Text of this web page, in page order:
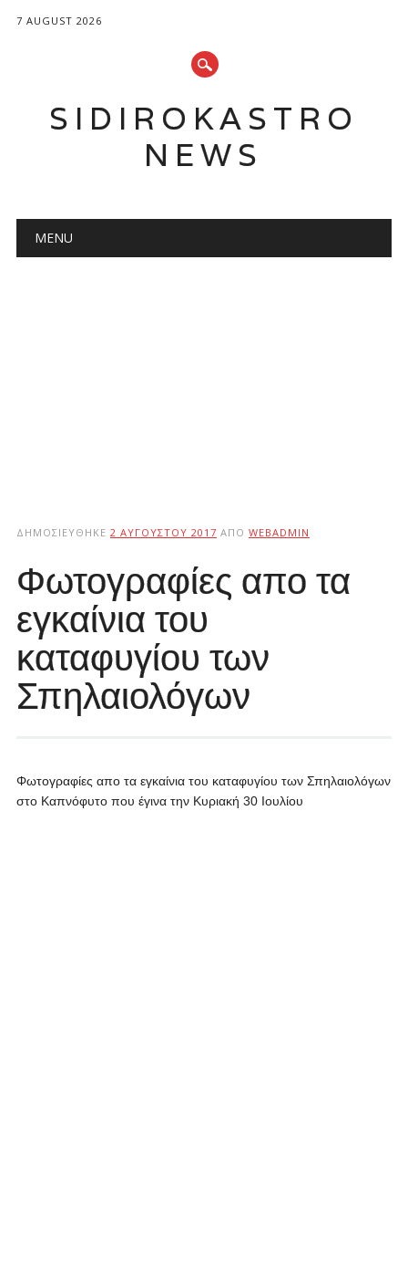
7 AUGUST 2026
SIDIROKASTRO
NEWS
Main menu
MENU
ΔΗΜΟΣΙΕΎΘΗΚΕ 2 ΑΥΓΟΎΣΤΟΥ 2017 ΑΠΌ WEBADMIN
Φωτογραφίες απο τα
εγκαίνια του
καταφυγίου των
Σπηλαιολόγων
Φωτογραφίες απο τα εγκαίνια του καταφυγίου των Σπηλαιολόγων
στο Καπνόφυτο που έγινα την Κυριακή 30 Ιουλίου